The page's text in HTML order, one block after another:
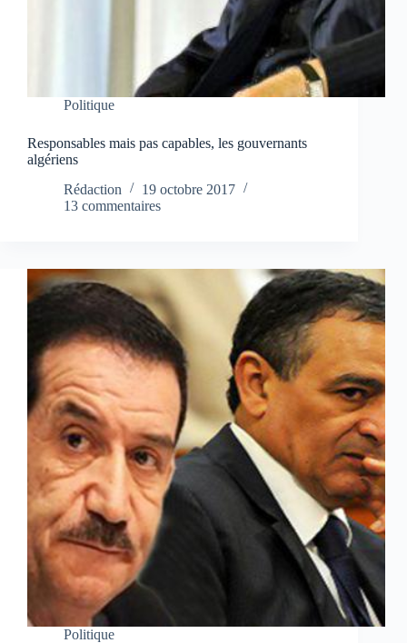
Politique
Responsables mais pas capables, les gouvernants
algériens
Rédaction
19 octobre 2017
13 commentaires
Politique